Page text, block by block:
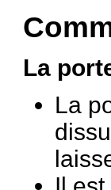
La
La